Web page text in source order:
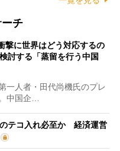
チ
撃に世界はどう対応するの
討する「蒸留を行う中国
一人者・田代尚機氏のプレ
中国企…
テコ入れ必至か 経済運営